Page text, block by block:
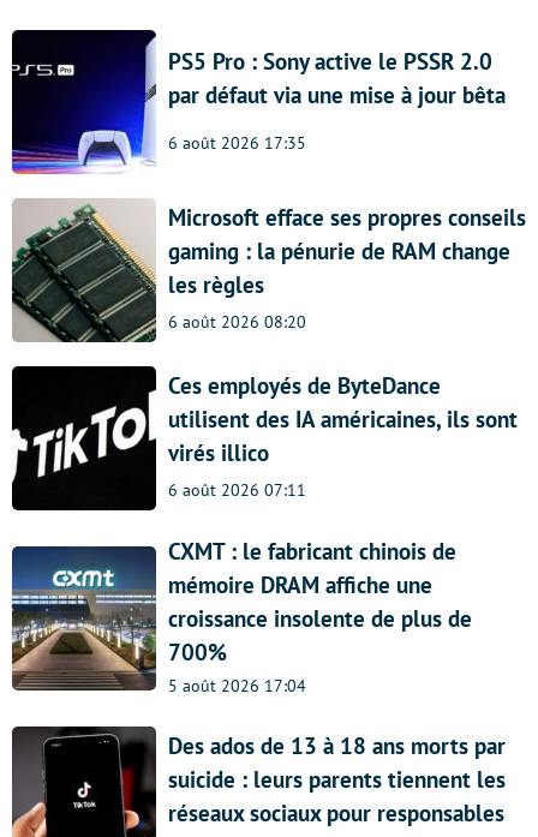
PS5 Pro : Sony active le PSSR 2.0
par défaut via une mise à jour bêta
6 août 2026 17:35
Microsoft efface ses propres conseils
gaming : la pénurie de RAM change
les règles
6 août 2026 08:20
Ces employés de ByteDance
utilisent des IA américaines, ils sont
virés illico
6 août 2026 07:11
CXMT : le fabricant chinois de
mémoire DRAM affiche une
croissance insolente de plus de
700%
5 août 2026 17:04
Des ados de 13 à 18 ans morts par
suicide : leurs parents tiennent les
réseaux sociaux pour responsables